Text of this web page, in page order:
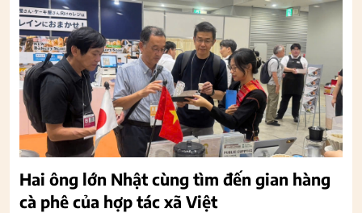
Hai ông lớn Nhật cùng tìm đến gian hàng
cà phê của hợp tác xã Việt